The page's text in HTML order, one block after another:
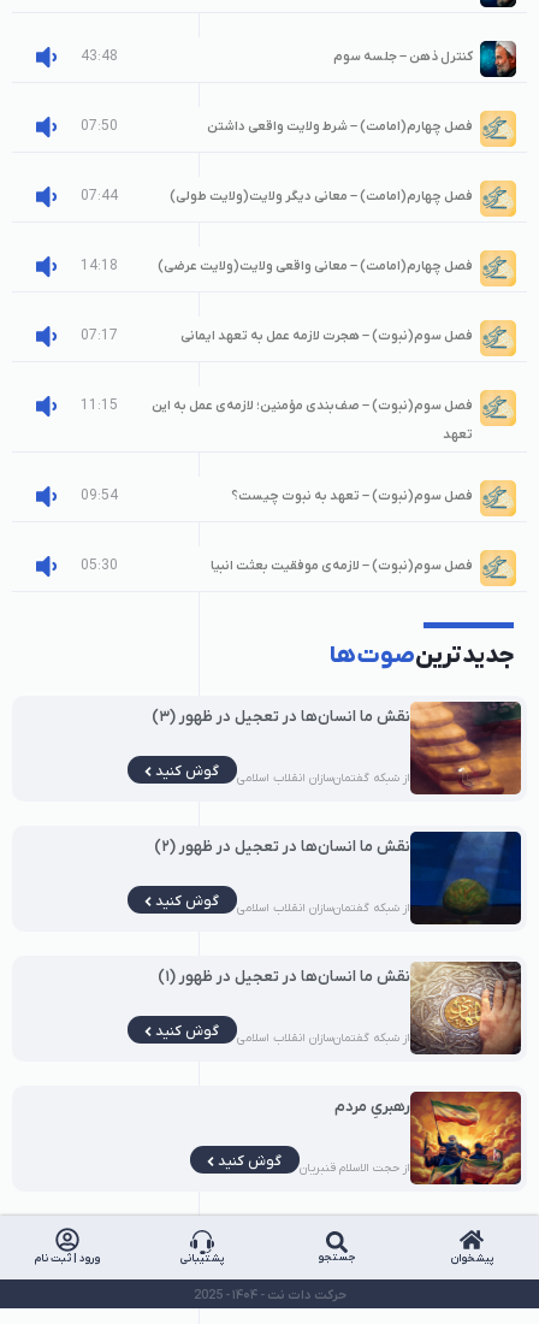
کنترل ذهن – جلسه سوم 43:48
فصل چهارم(امامت) – شرط ولایت واقعی داشتن 07:50
فصل چهارم(امامت) – معانی دیگر ولایت(ولایت طولی) 07:44
فصل چهارم(امامت) – معانی واقعی ولایت(ولایت عرضی) 14:18
فصل سوم(نبوت) – هجرت لازمه عمل به تعهد ایمانی 07:17
فصل سوم(نبوت) – صف‌بندی مؤمنین؛ لازمه‌ی عمل به این
تعهد
11:15
فصل سوم(نبوت) – تعهد به نبوت چیست؟ 09:54
فصل سوم(نبوت) – لازمه‌ی موفقیت بعثت انبیا 05:30
جدیدترینصوت‌ها
نقش ما انسان‌ها در تعجیل در ظهور (۳)
از شبکه گفتمان‌سازان انقلاب اسلامی گوش کنید
نقش ما انسان‌ها در تعجیل در ظهور (۲)
از شبکه گفتمان‌سازان انقلاب اسلامی گوش کنید
نقش ما انسان‌ها در تعجیل در ظهور (۱)
از شبکه گفتمان‌سازان انقلاب اسلامی گوش کنید
رهبریِ مردم
از حجت الاسلام قنبریان گوش کنید
پیشخوان جستجو پشتیبانی ورود | ثبت نام
حرکت دات نت - ۱۴۰۴ - 2025